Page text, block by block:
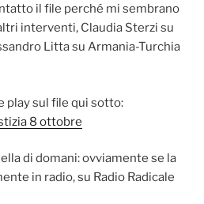
il file perché mi sembrano
interventi, Claudia Sterzi su
Litta su Armania-Turchia
play sul file qui sotto:
8 ottobre
di domani: ovviamente se la
in radio, su Radio Radicale